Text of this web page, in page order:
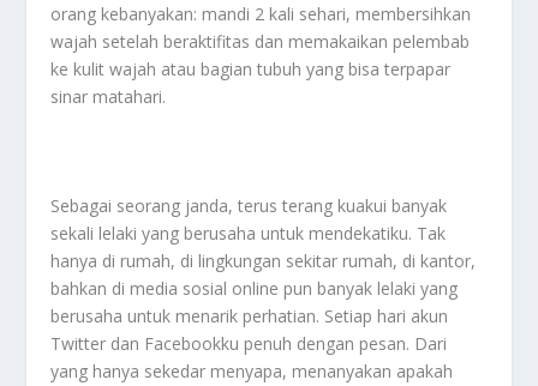
orang kebanyakan: mandi 2 kali sehari, membersihkan
wajah setelah beraktifitas dan memakaikan pelembab
ke kulit wajah atau bagian tubuh yang bisa terpapar
sinar matahari.
Sebagai seorang janda, terus terang kuakui banyak
sekali lelaki yang berusaha untuk mendekatiku. Tak
hanya di rumah, di lingkungan sekitar rumah, di kantor,
bahkan di media sosial online pun banyak lelaki yang
berusaha untuk menarik perhatian. Setiap hari akun
Twitter dan Facebookku penuh dengan pesan. Dari
yang hanya sekedar menyapa, menanyakan apakah